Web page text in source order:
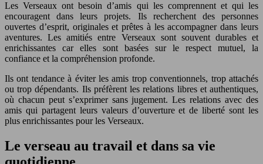
Les Verseaux ont besoin d’amis qui les comprennent et qui les
encouragent dans leurs projets. Ils recherchent des personnes
ouvertes d’esprit, originales et prêtes à les accompagner dans leurs
aventures. Les amitiés entre Verseaux sont souvent durables et
enrichissantes car elles sont basées sur le respect mutuel, la
confiance et la compréhension profonde.
Ils ont tendance à éviter les amis trop conventionnels, trop attachés
ou trop dépendants. Ils préfèrent les relations libres et authentiques,
où chacun peut s’exprimer sans jugement. Les relations avec des
amis qui partagent leurs valeurs d’ouverture et de liberté sont les
plus enrichissantes pour les Verseaux.
Le verseau au travail et dans sa vie